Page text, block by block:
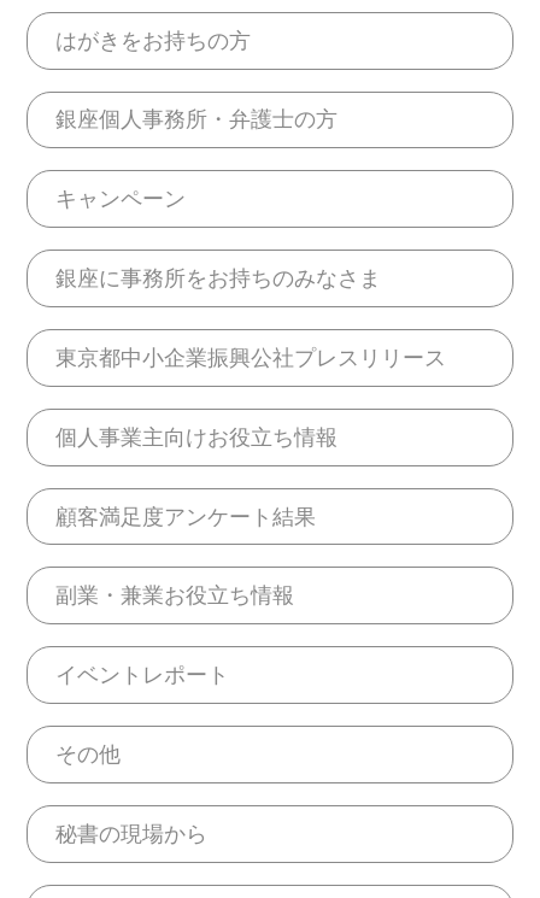
はがきをお持ちの方
銀座個人事務所・弁護士の方
キャンペーン
銀座に事務所をお持ちのみなさま
東京都中小企業振興公社プレスリリース
個人事業主向けお役立ち情報
顧客満足度アンケート結果
副業・兼業お役立ち情報
イベントレポート
その他
秘書の現場から